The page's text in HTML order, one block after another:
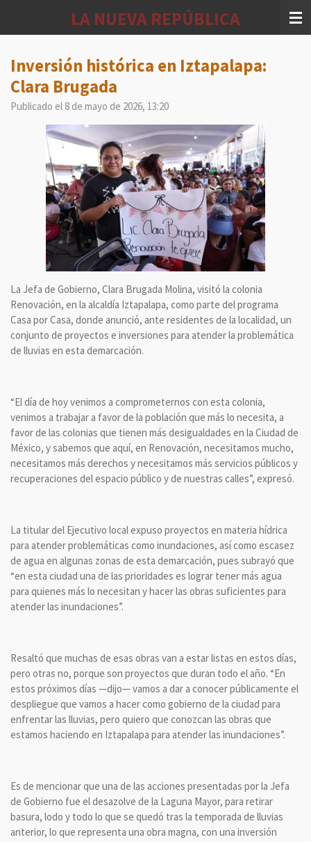
principal
LA NUEVA REPÚBLICA
Inversión histórica en Iztapalapa:
Clara Brugada
Publicado el 8 de mayo de 2026, 13:20
La Jefa de Gobierno, Clara Brugada Molina, visitó la colonia
Renovación, en la alcaldía Iztapalapa, como parte del programa
Casa por Casa, donde anunció, ante residentes de la localidad, un
conjunto de proyectos e inversiones para atender la problemática
de lluvias en esta demarcación.
“El día de hoy venimos a comprometernos con esta colonia,
venimos a trabajar a favor de la población que más lo necesita, a
favor de las colonias que tienen más desigualdades en la Ciudad de
México, y sabemos que aquí, en Renovación, necesitamos mucho,
necesitamos más derechos y necesitamos más servicios públicos y
recuperaciones del espacio público y de nuestras calles”, expresó.
La titular del Ejecutivo local expuso proyectos en materia hídrica
para atender problemáticas como inundaciones, así como escasez
de agua en algunas zonas de esta demarcación, pues subrayó que
“en esta ciudad una de las prioridades es lograr tener más agua
para quienes más lo necesitan y hacer las obras suficientes para
atender las inundaciones”.
Resaltó que muchas de esas obras van a estar listas en estos días,
pero otras no, porque son proyectos que duran todo el año. “En
estos próximos días —dijo— vamos a dar a conocer públicamente el
despliegue que vamos a hacer como gobierno de la ciudad para
enfrentar las lluvias, pero quiero que conozcan las obras que
estamos haciendo en Iztapalapa para atender las inundaciones”.
Es de mencionar que una de las acciones presentadas por la Jefa
de Gobierno fue el desazolve de la Laguna Mayor, para retirar
basura, lodo y todo lo que se quedó tras la temporada de lluvias
anterior, lo que representa una obra magna, con una inversión